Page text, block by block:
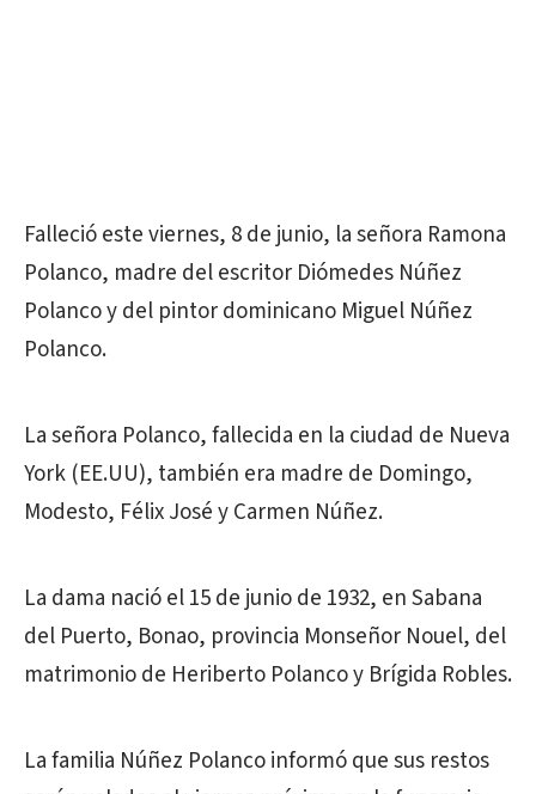
Falleció este viernes, 8 de junio, la señora Ramona
Polanco, madre del escritor Diómedes Núñez
Polanco y del pintor dominicano Miguel Núñez
Polanco.
La señora Polanco, fallecida en la ciudad de Nueva
York (EE.UU), también era madre de Domingo,
Modesto, Félix José y Carmen Núñez.
La dama nació el 15 de junio de 1932, en Sabana
del Puerto, Bonao, provincia Monseñor Nouel, del
matrimonio de Heriberto Polanco y Brígida Robles.
La familia Núñez Polanco informó que sus restos